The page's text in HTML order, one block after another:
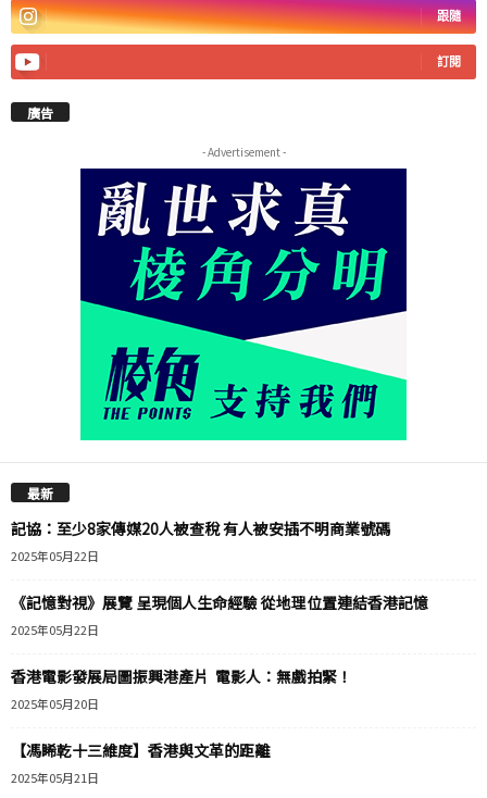
跟隨
訂閱
廣告
- Advertisement -
最新
記協：至少8家傳媒20人被查稅 有人被安插不明商業號碼
2025年05月22日
《記憶對視》展覽 呈現個人生命經驗 從地理位置連結香港記憶
2025年05月22日
香港電影發展局圖振興港產片 電影人：無戲拍緊！
2025年05月20日
【馮睎乾十三維度】香港與文革的距離
2025年05月21日